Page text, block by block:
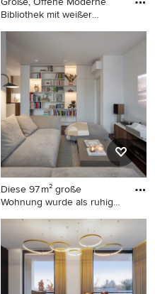
Bibliothek mit weißer
Große, Offene Moderne
Wandfarbe, braunem
Holzboden und braunem
Boden in Frankfurt am Main
Diese 97 m² große
Wohnung wurde als ruhiger
Großes, Offenes Modernes
Wohnzimmer mit weißer
Wandfarbe, dunklem
Holzboden und braunem
Boden in Berlin